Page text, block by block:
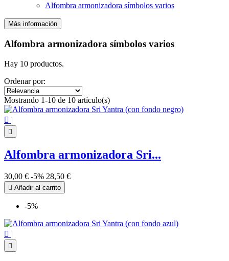
Alfombra armonizadora símbolos varios
Claro
€
Decágono
1
Pentagrama - Pentáculo
Sello de los 7 Arcángeles 1
Triple luna 1
Triquetra 1
Ver los productos10
Más información
Alfombra armonizadora símbolos varios
Hay 10 productos.
Ordenar por:
Mostrando 1-10 de 10 artículo(s)
 |

Alfombra armonizadora Sri...
30,00 € -5% 28,50 €
 Añadir al carrito
-5%
 |
